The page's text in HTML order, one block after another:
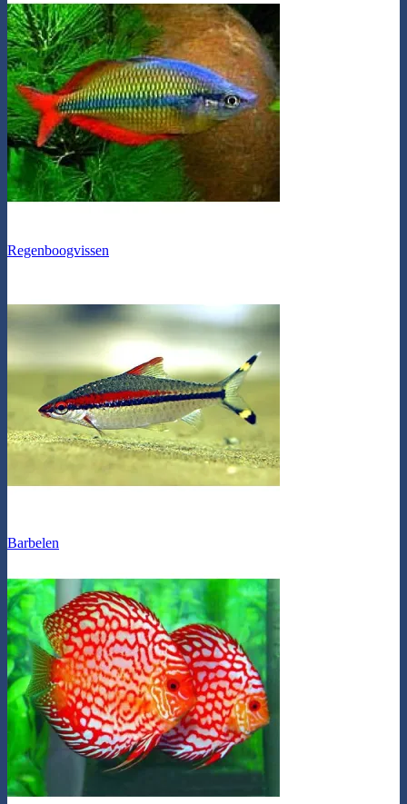
Regenboogvissen
Barbelen